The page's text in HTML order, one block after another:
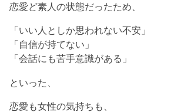
恋愛ど素人の状態だったため、
「いい人としか思われない不安」
「自信が持てない」
「会話にも苦手意識がある」
といった、
恋愛も女性の気持ちも、